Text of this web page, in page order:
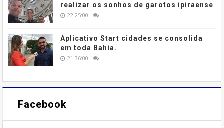
realizar os sonhos de garotos ipiraense
22:25:00
Aplicativo Start cidades se consolida
em toda Bahia.
21:36:00
Facebook